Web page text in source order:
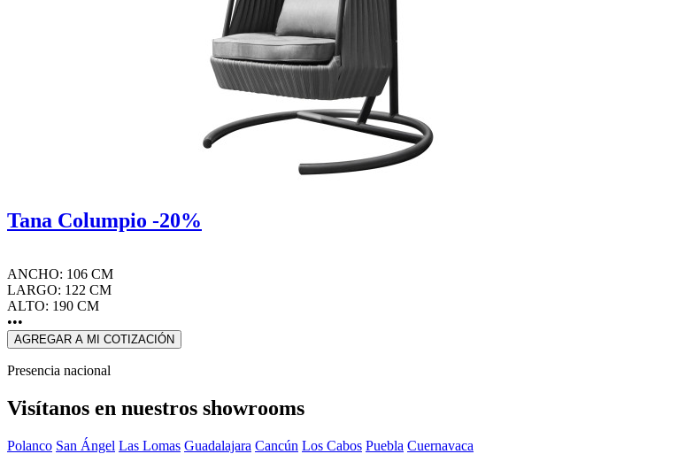
Tana Columpio -20%
ANCHO: 106 CM
LARGO: 122 CM
ALTO: 190 CM
•••
AGREGAR A MI COTIZACIÓN
Presencia nacional
Visítanos en nuestros showrooms
Polanco San Ángel Las Lomas Guadalajara Cancún Los Cabos Puebla Cuernavaca